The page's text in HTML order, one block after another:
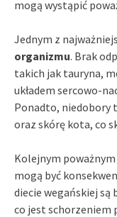
mogą wystąpić
Jednym z
organizmu. Brak
takich jak tauryna,
układem sercowo-
Ponadto, niedobory
oraz skórę kota, co
Kolejnym
mogą być
diecie wegańskiej
co jest schorzeniem